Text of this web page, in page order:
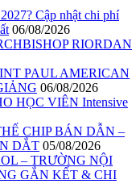
Cập nhật chi phí
06/08/2026
RIORDAN
PAUL AMERICAN
06/08/2026
HỌC VIÊN Intensive
CHIP BÁN DẪN –
DẮT 05/08/2026
– TRƯỜNG NỘI
GẮN KẾT & CHI